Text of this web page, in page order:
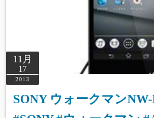
11月
17
2013
SONY ウォークマン